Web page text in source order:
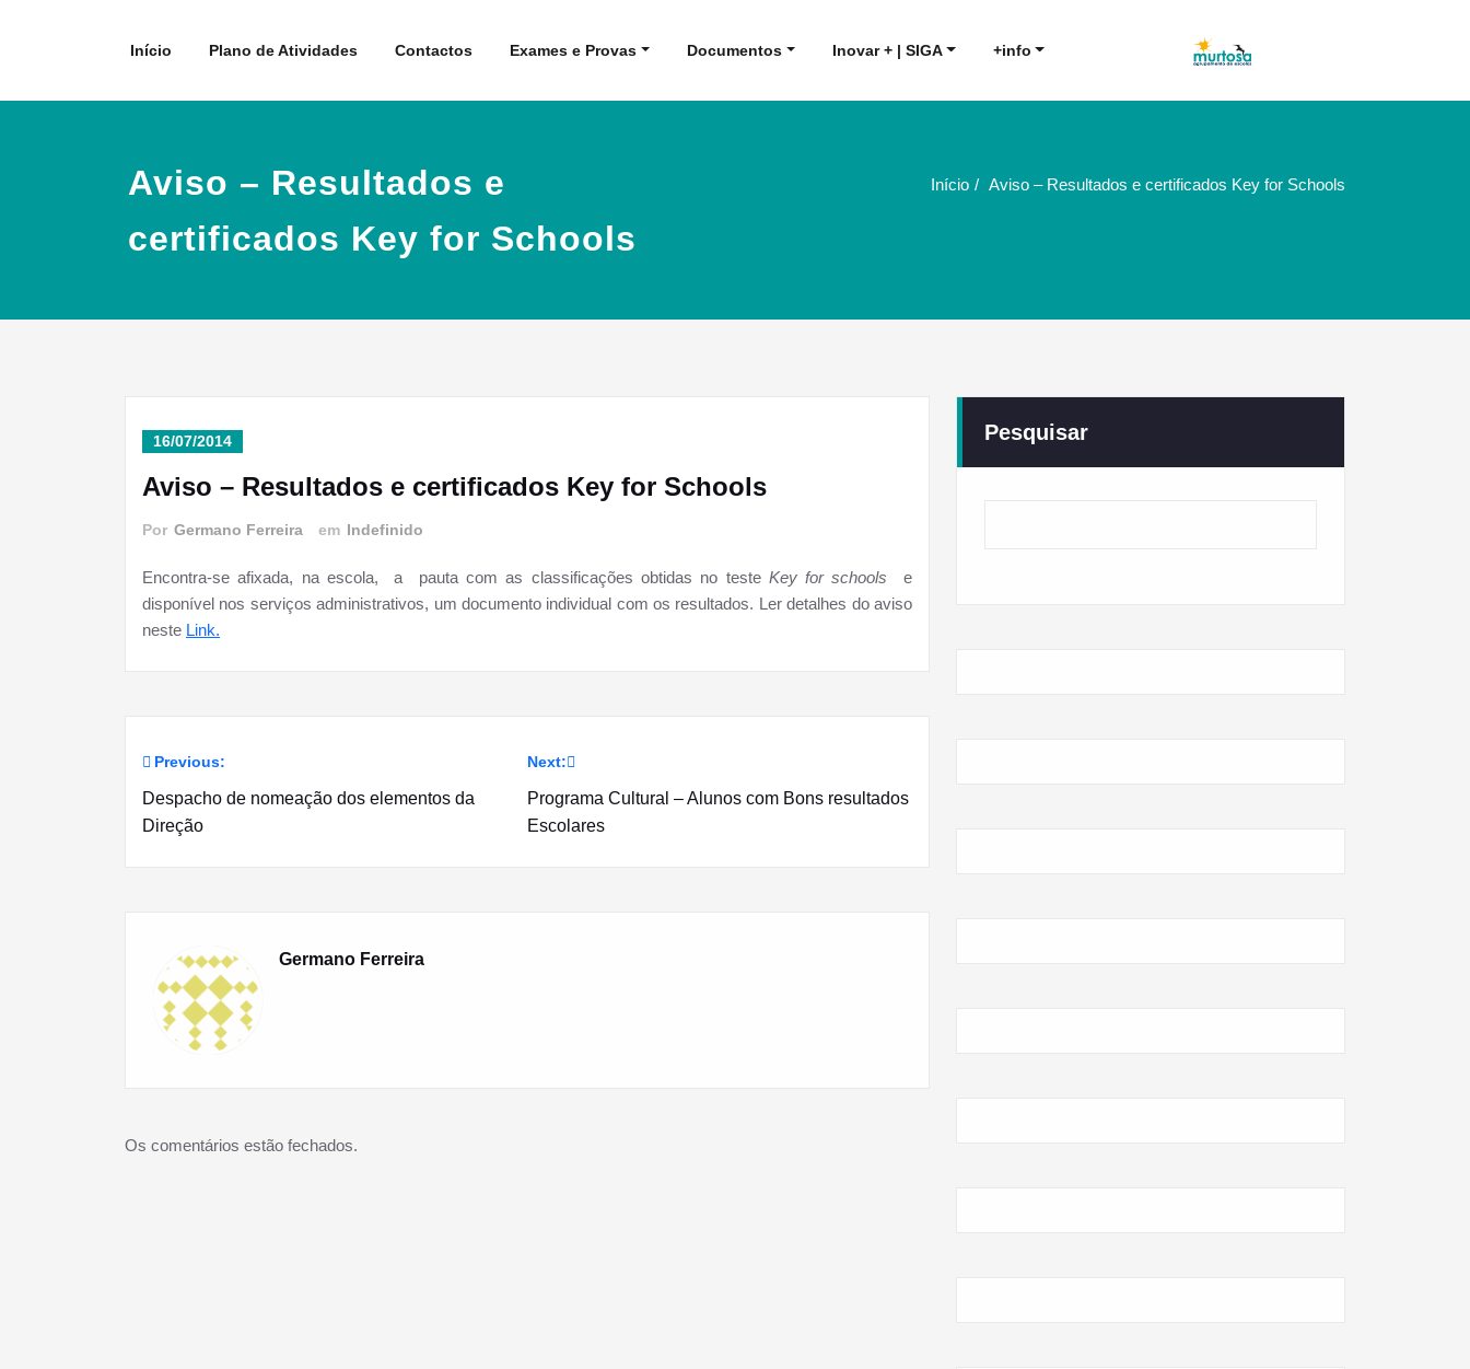
AE Murtosa
Agrupamento de Escolas da
Murtosa
Início Plano de Atividades Contactos Exames e Provas Documentos Inovar + | SIGA +info
Aviso – Resultados e
certificados Key for Schools
Início Aviso – Resultados e certificados Key for Schools
16/07/2014
Aviso – Resultados e certificados Key for Schools
Por Germano Ferreira em Indefinido
Encontra-se afixada, na escola, a pauta com as classificações obtidas no teste Key for schoolse
disponível nos serviços administrativos, um documento individual com os resultados. Ler detalhes do aviso
neste Link.
Navegação
de
Previous:
Despacho de nomeação dos elementos da
Direção
Next:
Programa Cultural – Alunos com Bons resultados
Escolares
Germano Ferreira
Os comentários estão fechados.
Pesquisar